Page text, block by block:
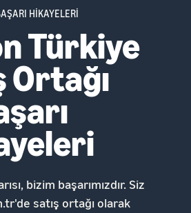
HİKAYELERİ
Türkiye
Ortağı
bizim başarımızdır. Siz
satış ortağı olarak